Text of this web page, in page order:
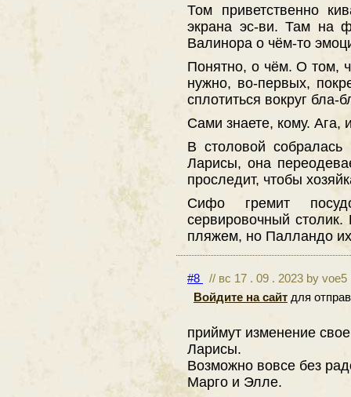
Том приветственно
экрана эс-ви. Там на
Валинора о чём-то
Понятно, о чём. О том,
нужно, во-первых,
сплотиться вокруг
Сами знаете, кому. Ага,
В столовой
Ларисы, она
проследит, чтобы
Сифо гремит
сервировочный
пляжем, но Палландо их
#8
// вс 17 . 09 . 2023 by voe5
Войдите на сайт для
приймут изменение
Ларисы.
Возможно вовсе без
Марго и Элле.